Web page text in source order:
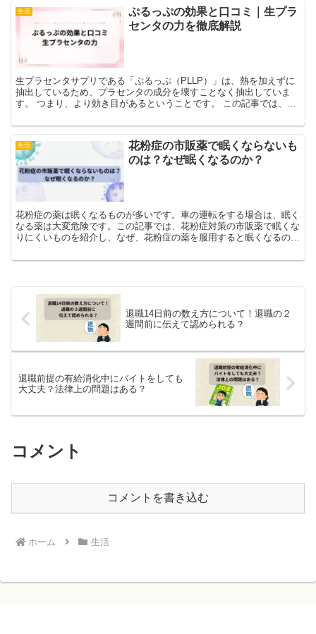
生活
ぷるっぷの効果と口コミ｜生プラ
センタの力を徹底解説
生プラセンタサプリである「ぷるっぷ（PLLP）」は、熱を加えずに
抽出しているため、プラセンタの成分を壊すことなく抽出していま
す。 つまり、より効き目があるということです。 この記事では、生
生活
花粉症の市販薬で眠くならないも
のは？なぜ眠くなるのか？
花粉症の薬は眠くなるものが多いです。車の運転をする場合は、眠く
なる薬は大変危険です。この記事では、花粉症対策の市販薬で眠くな
りにくいものを紹介し、なぜ、花粉症の薬を服用すると眠くなるのか
退職14日前の数え方について！退職の２
週間前に伝えて認められる？
退職前提の有給消化中にバイトをしても
大丈夫？法律上の問題はある？
コメント
コメントを書き込む
ホーム 生活